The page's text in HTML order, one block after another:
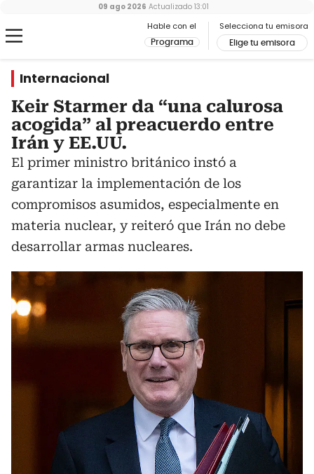
Hable con el
Programa
Selecciona tu emisora
Elige tu emisora
09 ago 2026 Actualizado 13:01
Internacional
Keir Starmer da “una calurosa
acogida” al preacuerdo entre
Irán y EE.UU.
El primer ministro británico instó a
garantizar la implementación de los
compromisos asumidos, especialmente en
materia nuclear, y reiteró que Irán no debe
desarrollar armas nucleares.